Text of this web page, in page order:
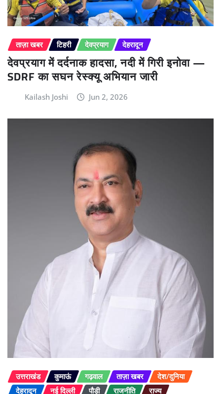
ताज़ा खबर टिहरी देवप्रयाग देहरादून
देवप्रयाग में दर्दनाक हादसा, नदी में गिरी इनोवा —
SDRF का सघन रेस्क्यू अभियान जारी
Kailash Joshi Jun 2, 2026
उत्तराखंड कुमाऊं गढ़वाल ताज़ा खबर
देश/दुनिया
देहरादून
नई दिल्ली पौड़ी राजनीति राज्य